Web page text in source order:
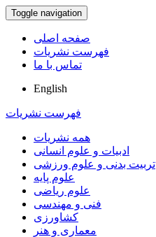
Toggle navigation
صفحه اصلی
فهرست نشریات
تماس با ما
English
فهرست نشریات
همه نشریات
ادبیات و علوم انسانی
تربیت بدنی و علوم ورزشی
علوم پایه
علوم ریاضی
فنی و مهندسی
کشاورزی
معماری و هنر